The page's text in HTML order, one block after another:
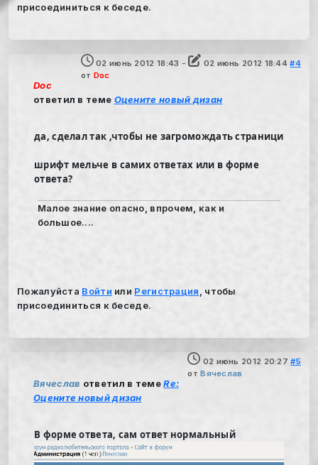
присоединиться к беседе.
02 июнь 2012 18:43 - 02 июнь 2012 18:44 #4
от Doc
Doc
ответил в теме Оцените новый дизан
да, сделал так ,чтобы не загромождать страници
шрифт мельче в самих ответах или в форме
ответа?
Малое знание опасно, впрочем, как и
большое....
Пожалуйста Войти или Регистрация, чтобы
присоединиться к беседе.
02 июнь 2012 20:27 #5
отВячеслав
Вячеслав ответил в темеRe:
Оцените новый дизан
В форме ответа, сам ответ нормальный